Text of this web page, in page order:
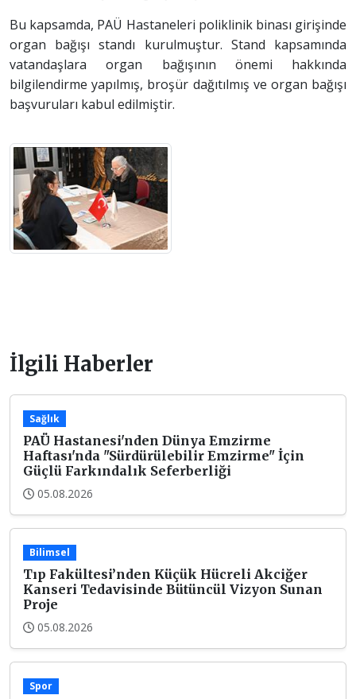
Bu kapsamda, PAÜ Hastaneleri poliklinik binası girişinde
organ bağışı standı kurulmuştur. Stand kapsamında
vatandaşlara organ bağışının önemi hakkında
bilgilendirme yapılmış, broşür dağıtılmış ve organ bağışı
başvuruları kabul edilmiştir.
İlgili Haberler
Sağlık
PAÜ Hastanesi'nden Dünya Emzirme
Haftası'nda "Sürdürülebilir Emzirme" İçin
Güçlü Farkındalık Seferberliği
05.08.2026
Bilimsel
Tıp Fakültesi’nden Küçük Hücreli Akciğer
Kanseri Tedavisinde Bütüncül Vizyon Sunan
Proje
05.08.2026
Spor